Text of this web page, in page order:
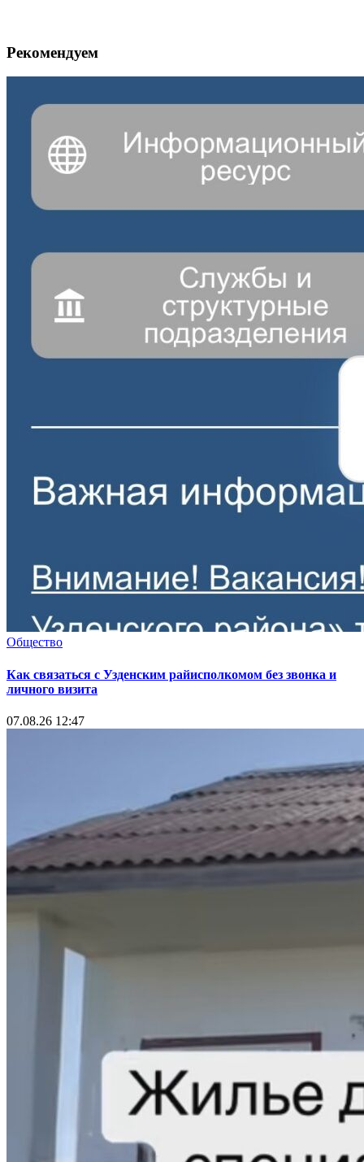
Рекомендуем
Общество
Как связаться с Узденским райисполкомом без звонка и
личного визита
07.08.26 12:47